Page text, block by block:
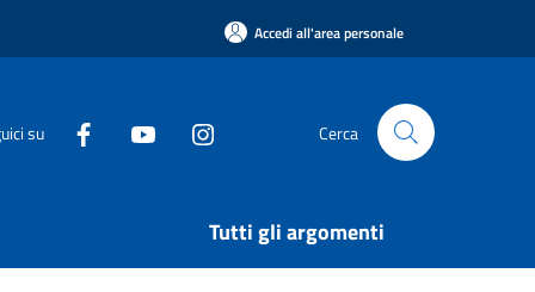
Accedi all'area personale
su Cerca
Tutti gli argomenti